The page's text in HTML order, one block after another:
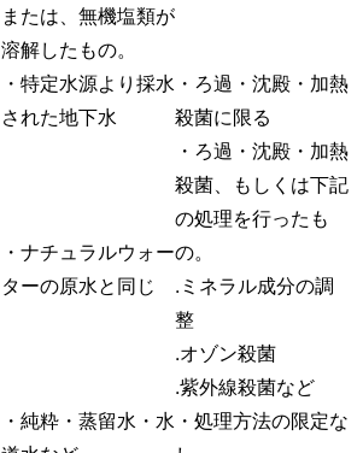
または、無機塩類が
溶解したもの。
・特定水源より採水
された地下水
・ろ過・沈殿・加熱
殺菌に限る
・ナチュラルウォー
ターの原水と同じ
・ろ過・沈殿・加熱
殺菌、もしくは下記
の処理を行ったも
の。
.ミネラル成分の調
整
.オゾン殺菌
.紫外線殺菌など
・純粋・蒸留水・水 ・処理方法の限定な